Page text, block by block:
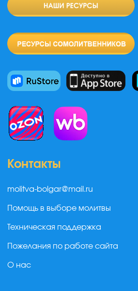
Контакты
molitva-bolgar@mail.ru
Помощь в выборе молитвы
Техническая поддержка
Пожелания по работе сайта
О нас